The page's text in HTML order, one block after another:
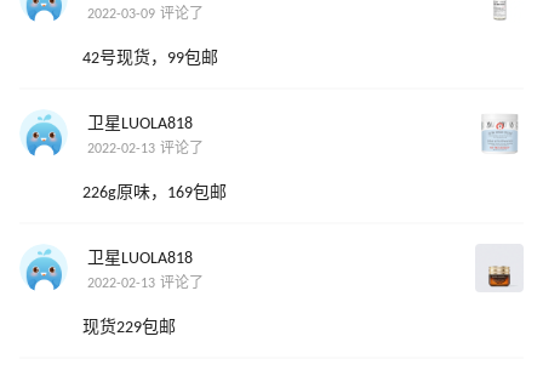
2022-03-09 评论了
42号现货，99包邮
卫星LUOLA818
2022-02-13 评论了
226g原味，169包邮
卫星LUOLA818
2022-02-13 评论了
现货229包邮